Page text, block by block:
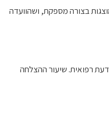
בצורה מספקת, ושהוועדה
דעת רפואית. שיעור ההצלחה